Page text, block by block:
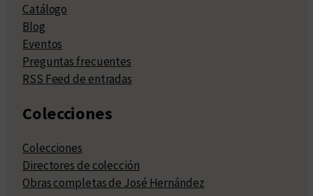
Catálogo
Blog
Eventos
Preguntas frecuentes
RSS Feed de entradas
Colecciones
Colecciones
Directores de colección
Obras completas de José Hernández